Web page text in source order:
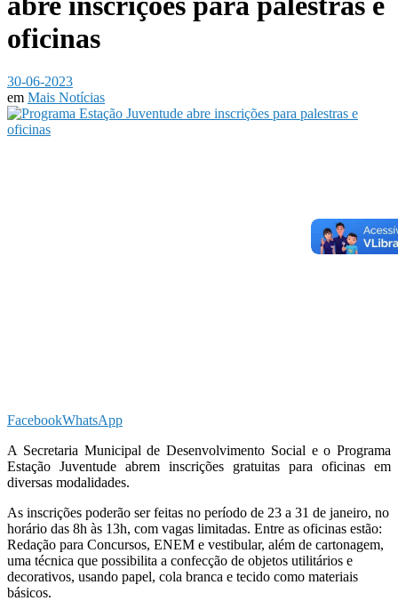
oficinas
30-06-2023
em Mais Notícias
FacebookWhatsApp
A Secretaria Municipal de Desenvolvimento Social e o Programa
Estação Juventude abrem inscrições gratuitas para oficinas em
diversas modalidades.
As inscrições poderão ser feitas no período de 23 a 31 de janeiro, no
horário das 8h às 13h, com vagas limitadas. Entre as oficinas estão:
Redação para Concursos, ENEM e vestibular, além de cartonagem,
uma técnica que possibilita a confecção de objetos utilitários e
decorativos, usando papel, cola branca e tecido como materiais
básicos.